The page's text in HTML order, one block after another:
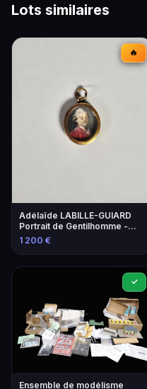
Lots similaires
🔥
Adélaïde LABILLE-GUIARD
Portrait de Gentilhomme -
Estimation 800-1200€
1 200 €
✓
Ensemble de modélisme